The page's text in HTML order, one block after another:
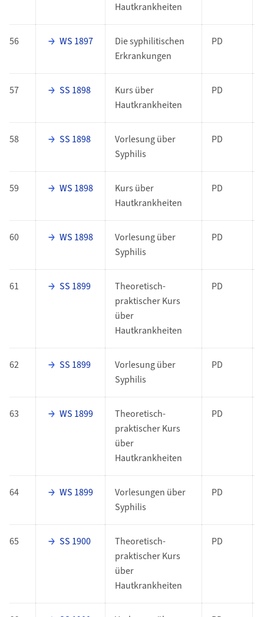
Hautkrankheiten
56 WS 1897
Die syphilitischen
Erkrankungen
PD
57 SS 1898
Kurs über
Hautkrankheiten
PD
58 SS 1898
Vorlesung über
Syphilis
PD
59 WS 1898
Kurs über
Hautkrankheiten
PD
60 WS 1898
Vorlesung über
Syphilis
PD
61 SS 1899
Theoretisch-
praktischer Kurs
über
Hautkrankheiten
PD
62 SS 1899
Vorlesung über
Syphilis
PD
63 WS 1899
Theoretisch-
praktischer Kurs
über
Hautkrankheiten
PD
64 WS 1899
Vorlesungen über
Syphilis
PD
65 SS 1900
Theoretisch-
praktischer Kurs
über
Hautkrankheiten
PD